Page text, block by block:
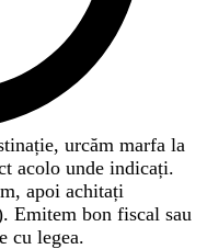
urcăm marfa la
acolo unde indicați.
apoi achitați
Emitem bon fiscal sau
cu legea.